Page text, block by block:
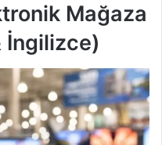
Mağaza
İngilizce)